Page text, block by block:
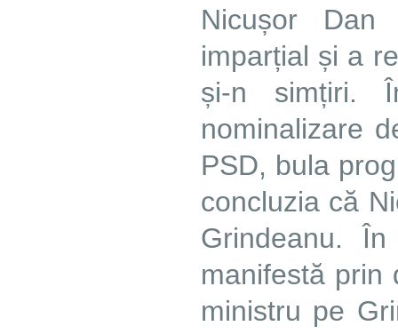
Nicușor
imparțial și a
și-n simțiri.
nominalizare
PSD, bula
concluzia că
Grindeanu.
manifestă prin
ministru pe